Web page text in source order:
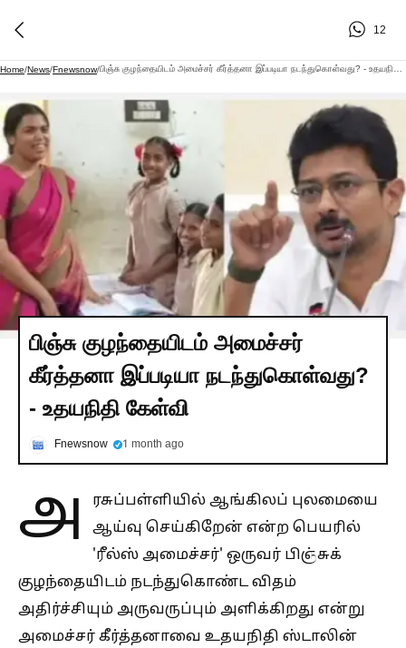
12
Home/News/Fnewsnow/
பிஞ்சு குழந்தையிடம் அமைச்சர்
கீர்த்தனா இப்படியா நடந்துகொள்வது?
- உதயநிதி கேள்வி
Fnewsnow 1 month ago
அ
ரசுப்பள்ளியில் ஆங்கிலப் புலமையை
ஆய்வு செய்கிறேன் என்ற பெயரில்
'ரீல்ஸ் அமைச்சர்' ஒருவர் பிஞ்சுக்
குழந்தையிடம் நடந்துகொண்ட விதம்
அதிர்ச்சியும் அருவருப்பும் அளிக்கிறது என்று
அமைச்சர் கீர்த்தனாவை உதயநிதி ஸ்டாலின்